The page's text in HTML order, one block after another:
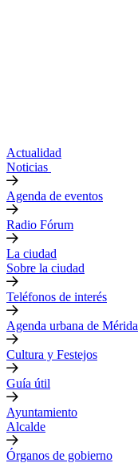
Actualidad
Noticias
Agenda de eventos
Radio Fórum
La ciudad
Sobre la ciudad
Teléfonos de interés
Agenda urbana de Mérida
Cultura y Festejos
Guía útil
Ayuntamiento
Alcalde
Órganos de gobierno